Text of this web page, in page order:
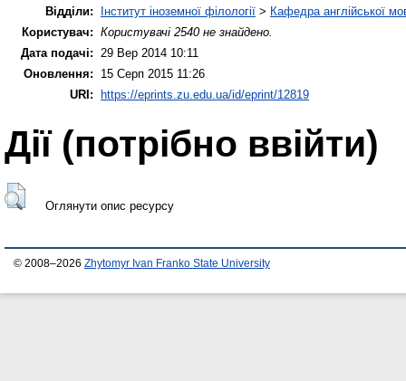
Відділи:
Інститут іноземної філології > Кафедра англійської
Користувач: Користувачі 2540 не знайдено.
Дата подачі:
29 Вер 2014 10:11
Оновлення:
15 Серп 2015 11:26
URI: https://eprints.zu.edu.ua/id/eprint/12819
Дії ​​(потрібно ввійти)
Оглянути опис ресурсу
© 2008–2026 Zhytomyr Ivan Franko State University